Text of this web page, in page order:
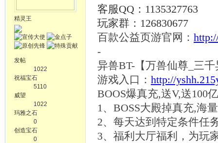
精灵王
发帖
1022
祝福宝石
5110
威望
1022
玛雅之石
0
创造宝石
0
客服QQ：1135327763
玩家群： 126830677
百款公益页游官网：
-
异兽BT-【万兽仙尊_三
游戏入口： http://
BOOS爆真充,送V,送100
1、BOSS大殿掉真充,海
2、每天达到特定条件任
3、福利大厅福利，为玩